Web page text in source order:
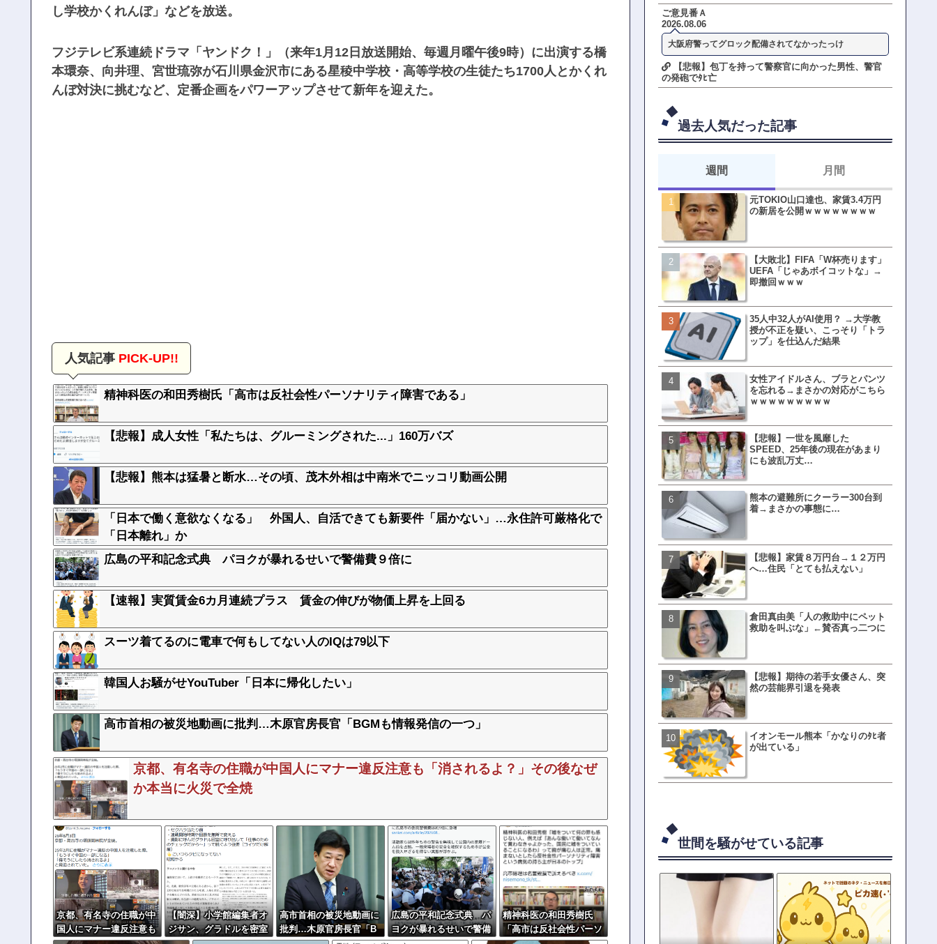
し学校かくれんぼ」などを放送。
フジテレビ系連続ドラマ「ヤンドク！」（来年1月12日放送開始、毎週月曜午後9時）に出演する橋
本環奈、向井理、宮世琉弥が石川県金沢市にある星稜中学校・高等学校の生徒たち1700人とかくれ
んぼ対決に挑むなど、定番企画をパワーアップさせて新年を迎えた。
人気記事PICK-UP!!
精神科医の和田秀樹氏「高市は反社会性パーソナリティ障害である」
【悲報】成人女性「私たちは、グルーミングされた...」160万バズ
【悲報】熊本は猛暑と断水…その頃、茂木外相は中南米でニッコリ動画公開
「日本で働く意欲なくなる」 外国人、自活できても新要件「届かない」…永住許可厳格化で
「日本離れ」か
広島の平和記念式典 パヨクが暴れるせいで警備費９倍に
【速報】実質賃金6カ月連続プラス 賃金の伸びが物価上昇を上回る
スーツ着てるのに電車で何もしてない人のIQは79以下
韓国人お騒がせYouTuber「日本に帰化したい」
高市首相の被災地動画に批判…木原官房長官「BGMも情報発信の一つ」
京都、有名寺の住職が中国人にマナー違反注意も「消されるよ？」その後なぜ
か本当に火災で全焼
京都、有名寺の住職が中
国人にマナー違反注意も
【闇深】小学館編集者オ
ジサン、グラドルを密室
高市首相の被災地動画に
批判…木原官房長官「B
広島の平和記念式典 パ
ヨクが暴れるせいで警備
精神科医の和田秀樹氏
「高市は反社会性パーソ
ご意見番Ａ
2026.08.06
大阪府警ってグロック配備されてなかったっけ
【悲報】包丁を持って警察官に向かった男性、警官
の発砲でﾀﾋ亡
過去人気だった記事
週間
元TOKIO山口達也、家賃3.4万円
の新居を公開ｗｗｗｗｗｗｗｗ
【大敗北】FIFA「W杯売ります」
UEFA「じゃあボイコットな」→
即撤回ｗｗｗ
35人中32人がAI使用？ →大学教
授が不正を疑い、こっそり「トラ
ップ」を仕込んだ結果
女性アイドルさん、ブラとパンツ
を忘れる→まさかの対応がこちら
ｗｗｗｗｗｗｗｗｗ
【悲報】一世を風靡した
SPEED、25年後の現在があまり
にも波乱万丈…
熊本の避難所にクーラー300台到
着→まさかの事態に…
【悲報】家賃８万円台→１２万円
へ…住民「とても払えない」
倉田真由美「人の救助中にペット
救助を叫ぶな」←賛否真っ二つに
【悲報】期待の若手女優さん、突
然の芸能界引退を発表
イオンモール熊本「かなりのﾀﾋ者
が出ている」
月間
【悲報】東京着く前にHP尽
方民ｗｗｗ移動だけで瀕死
【ファーw】水着女子さん
オッサン盗撮してる…通報
皇族確保策、天皇陛下の一
界ピリつくｗｗｗ
文春、沖縄問題の"触れては
ない話"を暴露してしまうｗ
ｗｗｗｗｗ
ランサムウェア攻撃を受け
レイ、わずか10日で復旧し
ネット民、橋本愛の５年前
を発掘→再炎上へｗｗｗｗｗ
福岡テレビ局にとんでもな
アナが入社してしまうｗｗｗ
【衝撃】三笘が事故った時
てた車ってさ…←これw w
有吉「うまくても絶対に行
ない店」がこちら…ネット
母親「息子の借りた本が心
世間を騒がせている記事